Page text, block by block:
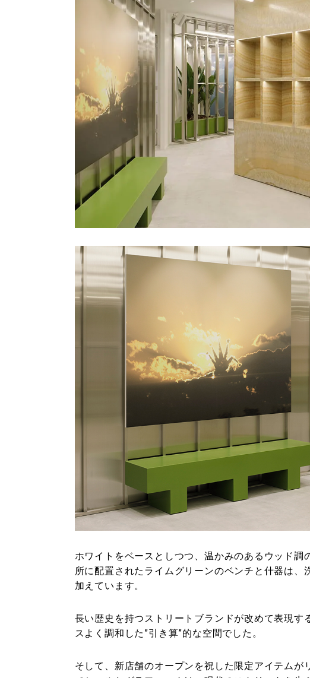
ホワイトをベースとしつつ、温かみのあるウッド調
所に配置されたライムグリーンのベンチと什器は
加えています。
長い歴史を持つストリートブランドが改めて表現す
スよく調和した”引き算”的な空間でした。
そして、新店舗のオープンを祝した限定アイテムが